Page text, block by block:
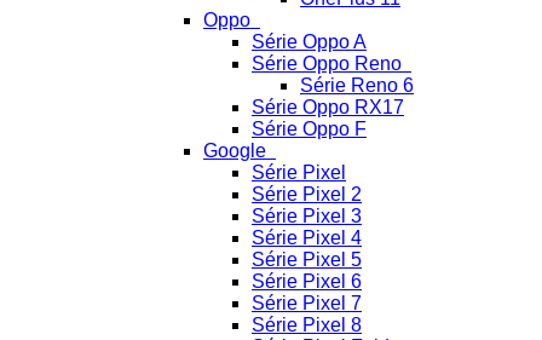
Oppo
Série Oppo A
Série Oppo Reno
Série Reno 6
Série Oppo RX17
Série Oppo F
Google
Série Pixel
Série Pixel 2
Série Pixel 3
Série Pixel 4
Série Pixel 5
Série Pixel 6
Série Pixel 7
Série Pixel 8